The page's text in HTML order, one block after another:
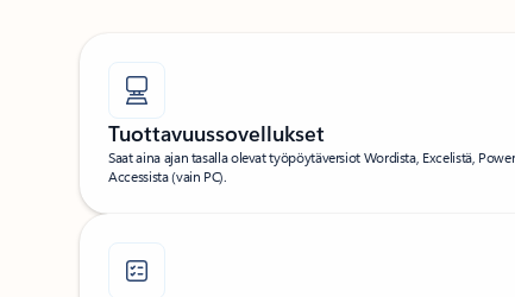
Tuottavuussovellukset
Saat aina ajan tasalla olevat työpöytäversiot Wordista, Excelistä,
Accessista (vain PC).